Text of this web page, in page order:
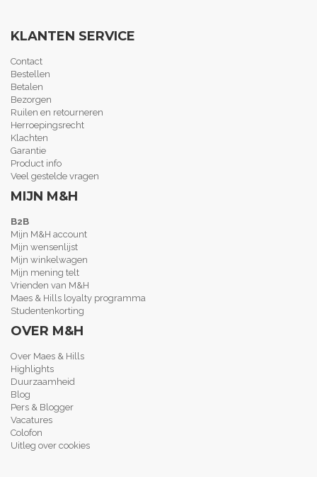
KLANTEN SERVICE
Contact
Bestellen
Betalen
Bezorgen
Ruilen en retourneren
Herroepingsrecht
Klachten
Garantie
Product info
Veel gestelde vragen
MIJN M&H
B2B
Mijn M&H account
Mijn wensenlijst
Mijn winkelwagen
Mijn mening telt
Vrienden van M&H
Maes & Hills loyalty programma
Studentenkorting
OVER M&H
Over Maes & Hills
Highlights
Duurzaamheid
Blog
Pers & Blogger
Vacatures
Colofon
Uitleg over cookies